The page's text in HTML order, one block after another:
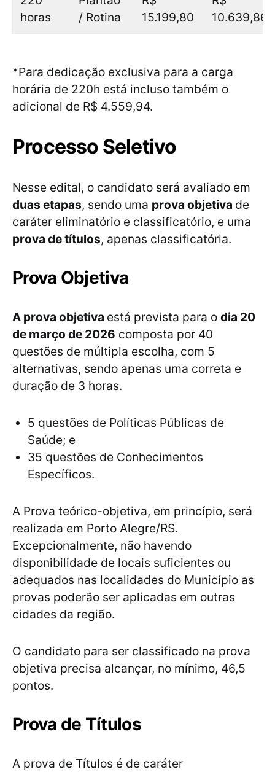
horas
/ Rotina
15.199,80
10.639,86
*Para dedicação exclusiva para a carga
horária de 220h está incluso também o
adicional de R$ 4.559,94.
Processo Seletivo
Nesse edital, o candidato será avaliado em
duas etapas, sendo uma prova objetiva de
caráter eliminatório e classificatório, e uma
prova de títulos, apenas classificatória.
Prova Objetiva
A prova objetiva está prevista para o dia 20
de março de 2026 composta por 40
questões de múltipla escolha, com 5
alternativas, sendo apenas uma correta e
duração de 3 horas.
5 questões de Políticas Públicas de
Saúde; e
35 questões de Conhecimentos
Específicos.
A Prova teórico-objetiva, em princípio, será
realizada em Porto Alegre/RS.
Excepcionalmente, não havendo
disponibilidade de locais suficientes ou
adequados nas localidades do Município as
provas poderão ser aplicadas em outras
cidades da região.
O candidato para ser classificado na prova
objetiva precisa alcançar, no mínimo, 46,5
pontos.
Prova de Títulos
A prova de Títulos é de caráter